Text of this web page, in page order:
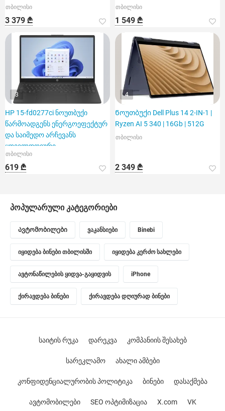
თბილისი
3 379 ₾
თბილისი
1 549 ₾
3
HP 15-fd0277ci ნოუთბუქი
წარმოადგენს ენერგოეფექტურ
და საიმედო არჩევანს
ყოველდღიური
საქმიანობისთვის
თბილისი
619 ₾
4
Ნოუთბუქი Dell Plus 14 2-IN-1 |
Ryzen AI 5 340 | 16Gb | 512G
თბილისი
2 349 ₾
პოპულარული კატეგორიები
Ავტომობილები ვაკანსიები Binebi
იყიდება ბინები თბილისში იყიდება კერძო სახლები
ავტონაწილების ყიდვა-გაყიდვის iPhone
ქირავდება ბინები ქირავდება დღიურად ბინები
საიტის რუკა დარეკვა კომპანიის შესახებ
სარეკლამო ახალი ამბები
კონფიდენციალურობის პოლიტიკა ბინები დასაქმება
ავტომობილები SEO ოპტიმიზაცია X.com VK